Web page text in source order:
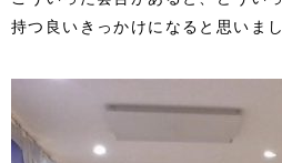
持つ良いきっかけになると思いまし